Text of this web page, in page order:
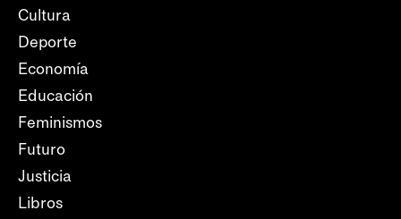
Cultura
Deporte
Economía
Educación
Feminismos
Futuro
Justicia
Libros